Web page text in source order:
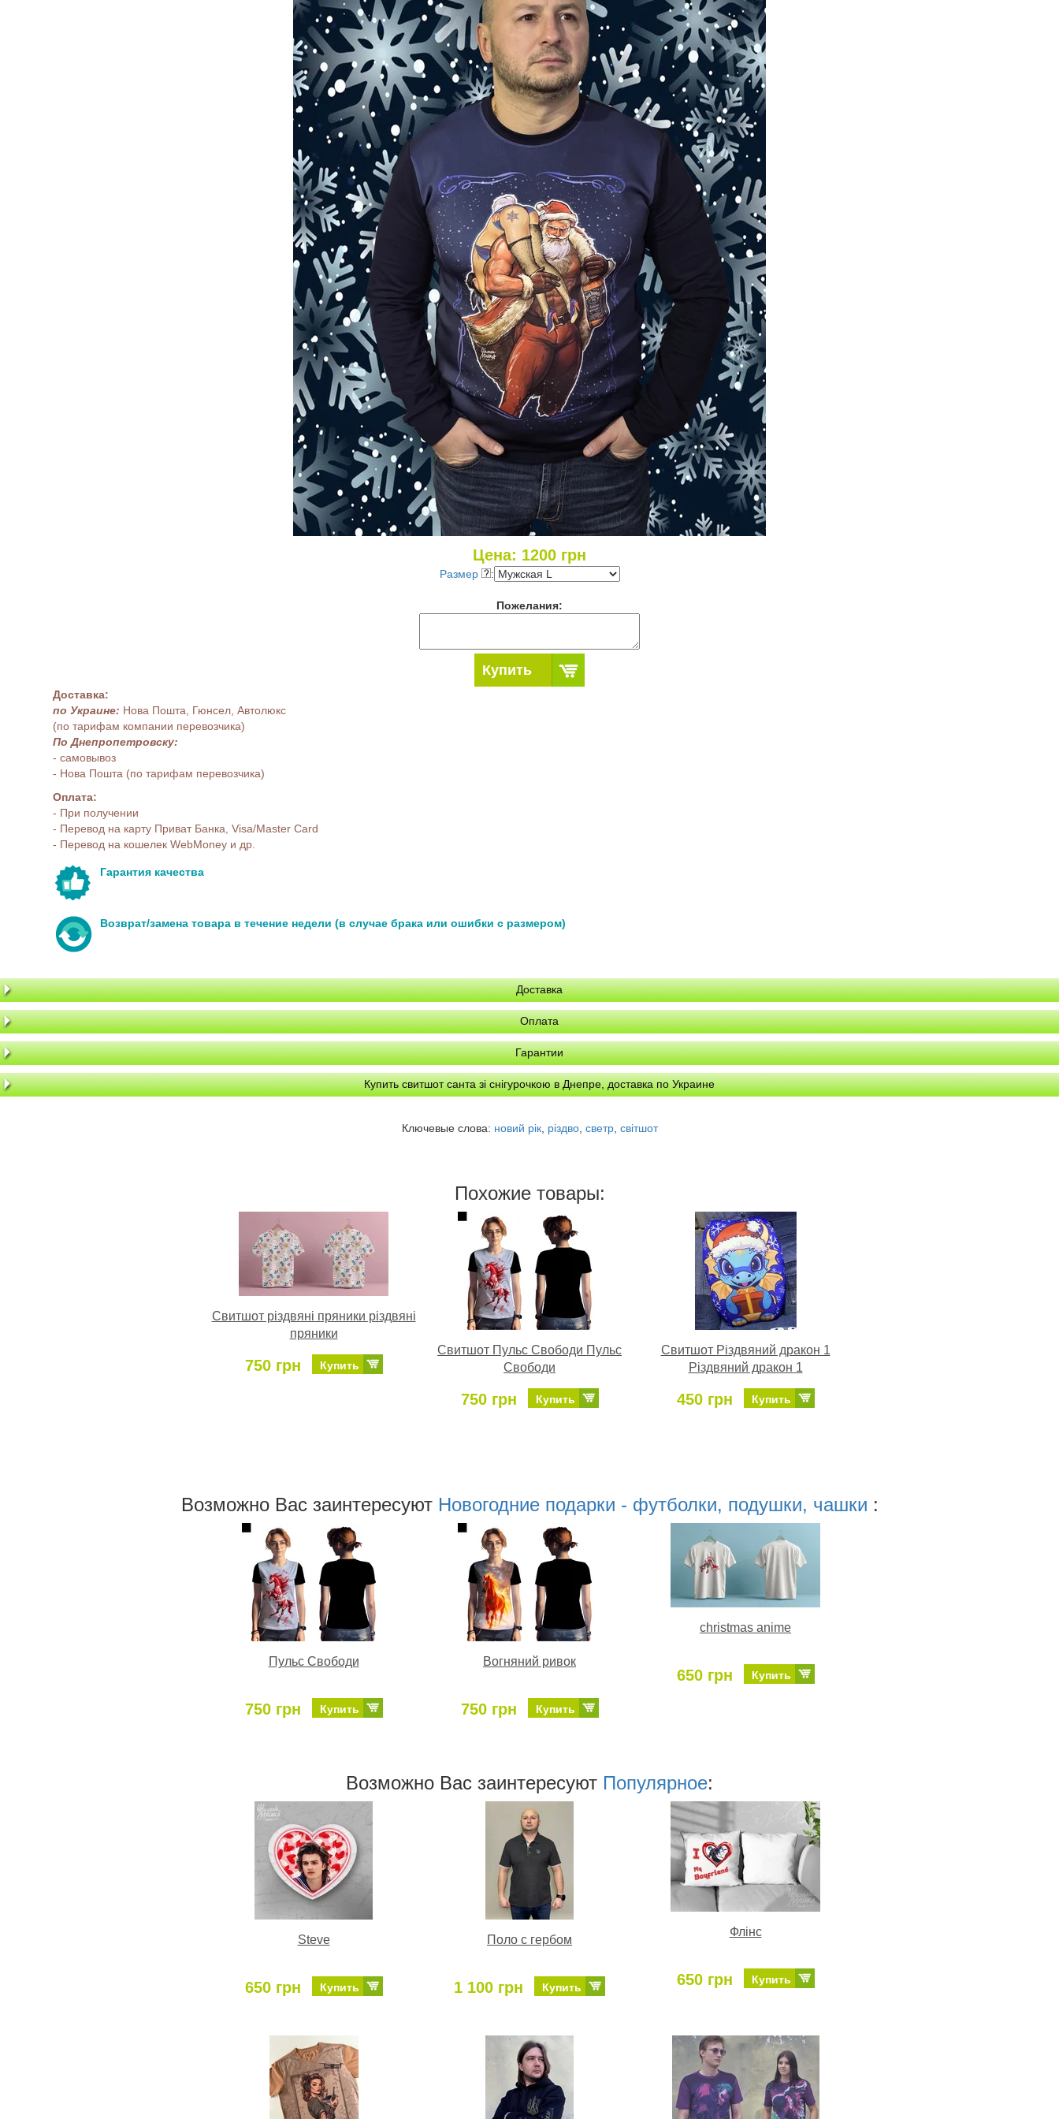
Цена: 1200 грн
Размер :
Пожелания:
Купить
Доставка:
по Украине: Нова Пошта, Гюнсел, Автолюкс
(по тарифам компании перевозчика)
По Днепропетровску:
- самовывоз
- Нова Пошта (по тарифам перевозчика)
Оплата:
- При получении
- Перевод на карту Приват Банка, Visa/Master Card
- Перевод на кошелек WebMoney и др.
Гарантия качества
Возврат/замена товара в течение недели (в случае брака или ошибки с размером)
Доставка
Оплата
Гарантии
Купить свитшот санта зі снігурочкою в Днепре, доставка по Украине
Ключевые слова: новий рік, різдво, светр, світшот
Похожие товары:
Свитшот різдвяні пряники різдвяні
пряники
750 грн Купить
Свитшот Пульс Свободи Пульс
Свободи
750 грн Купить
Свитшот Різдвяний дракон 1
Різдвяний дракон 1
450 грн Купить
Возможно Ваc заинтересуют Новогодние подарки - футболки, подушки, чашки :
Пульс Свободи
750 грн Купить
Вогняний ривок
750 грн Купить
christmas anime
650 грн Купить
Возможно Ваc заинтересуют Популярное:
Steve
650 грн Купить
Поло с гербом
1 100 грн Купить
Флінс
650 грн Купить